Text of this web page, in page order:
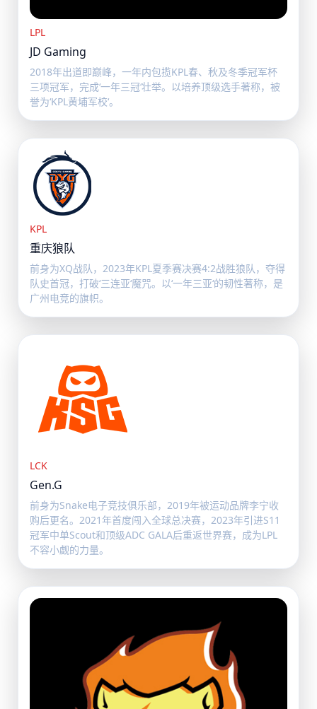
LPL
JD Gaming
2018年出道即巅峰，一年内包揽KPL春、秋及冬季冠军杯
三项冠军，完成‘一年三冠‘壮举。以培养顶级选手著称，被
誉为‘KPL黄埔军校‘。
KPL
重庆狼队
前身为XQ战队，2023年KPL夏季赛决赛4:2战胜狼队，夺得
队史首冠，打破‘三连亚‘魔咒。以‘一年三亚‘的韧性著称，是
广州电竞的旗帜。
LCK
Gen.G
前身为Snake电子竞技俱乐部，2019年被运动品牌李宁收
购后更名。2021年首度闯入全球总决赛，2023年引进S11
冠军中单Scout和顶级ADC GALA后重返世界赛，成为LPL
不容小觑的力量。